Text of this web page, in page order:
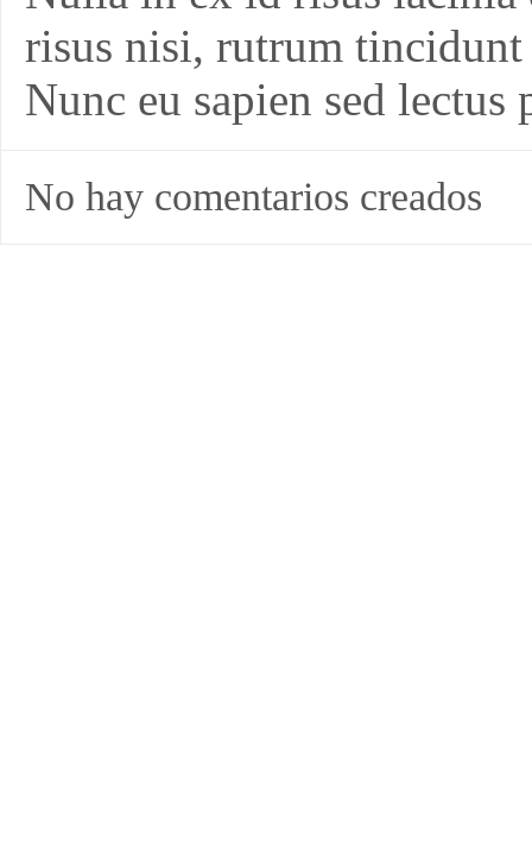
risus nisi, rutrum
Nunc eu sapien sed
No hay comentarios creados